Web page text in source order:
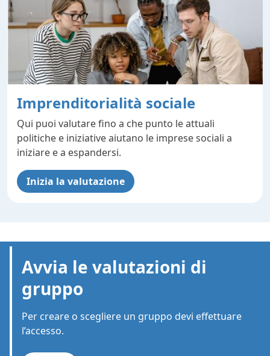
Imprenditorialità sociale
Qui puoi valutare fino a che punto le attuali
politiche e iniziative aiutano le imprese sociali a
iniziare e a espandersi.
Inizia la valutazione
Avvia le valutazioni di
gruppo
Per creare o scegliere un gruppo devi effettuare
l’accesso.